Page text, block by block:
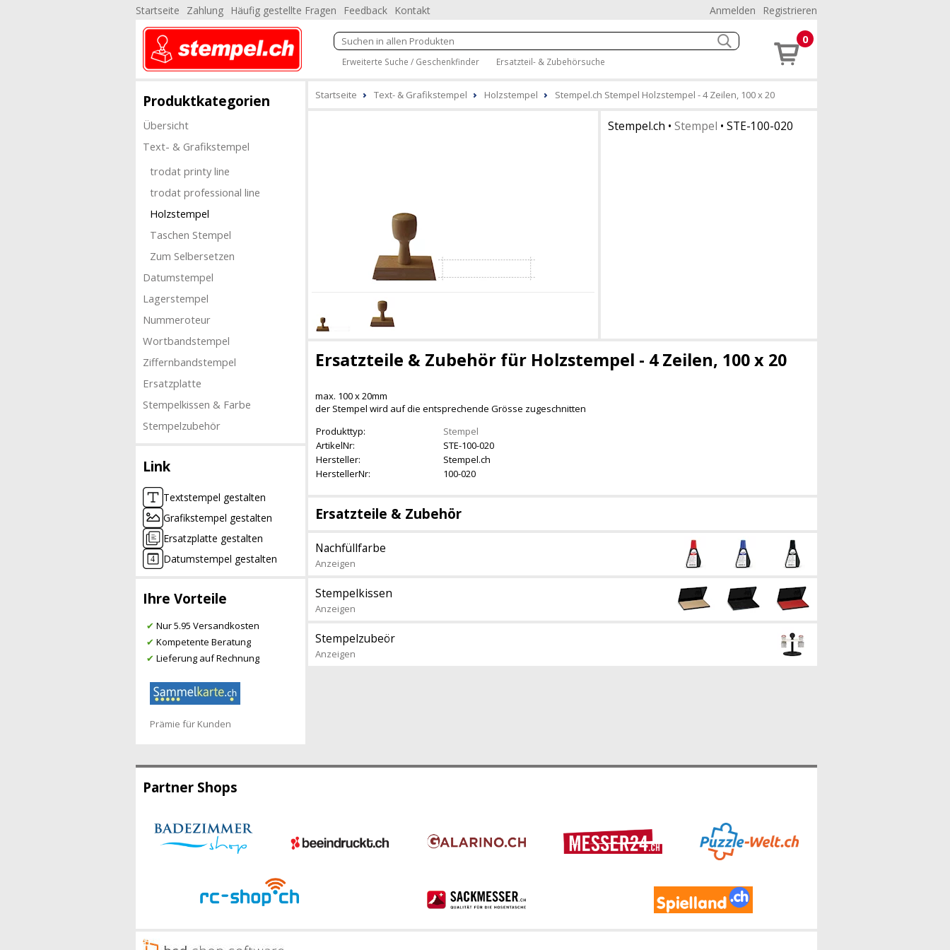
Startseite Zahlung Häufig gestellte Fragen Feedback Kontakt Anmelden Registrieren
Erweiterte Suche / Geschenkfinder Ersatzteil- & Zubehörsuche
0
Produktkategorien
Übersicht
Text- & Grafikstempel
trodat printy line
trodat professional line
Holzstempel
Taschen Stempel
Zum Selbersetzen
Datumstempel
Lagerstempel
Nummeroteur
Wortbandstempel
Ziffernbandstempel
Ersatzplatte
Stempelkissen & Farbe
Stempelzubehör
Link
Textstempel gestalten
Grafikstempel gestalten
Ersatzplatte gestalten
Datumstempel gestalten
Ihre Vorteile
✔ Nur 5.95 Versandkosten
✔ Kompetente Beratung
✔ Lieferung auf Rechnung
Prämie für Kunden
Startseite Text- & Grafikstempel Holzstempel Stempel.ch Stempel Holzstempel - 4 Zeilen, 100 x 20
Stempel.ch • Stempel • STE-100-020
Ersatzteile & Zubehör für Holzstempel - 4 Zeilen, 100 x 20
max. 100 x 20mm
der Stempel wird auf die entsprechende Grösse zugeschnitten
Produkttyp:
Stempel
ArtikelNr:
STE-100-020
Hersteller:
Stempel.ch
HerstellerNr:
100-020
Ersatzteile & Zubehör
Nachfüllfarbe
Anzeigen
Stempelkissen
Anzeigen
Stempelzubeör
Anzeigen
Partner Shops